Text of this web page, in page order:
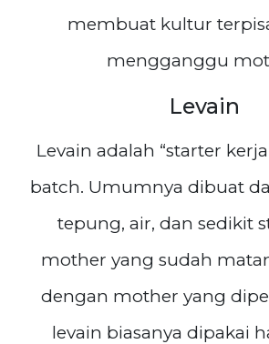
membuat kultur
mengganggu
Levain
Levain adalah “starter
batch. Umumnya dibuat
tepung, air, dan sedikit
mother yang sudah
dengan mother yang
levain biasanya dipakai